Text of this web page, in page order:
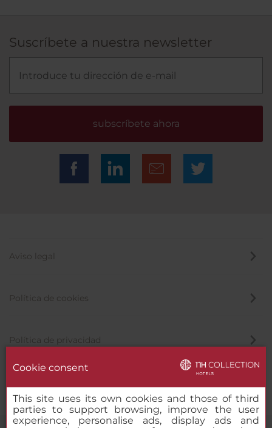
Suscríbete a nuestra newsletter
subscríbete ahora
Aviso legal
Política de cookies
Política de privacidad
Cookie consent
This site uses its own cookies and those of third
parties to support browsing, improve the user
experience, personalise ads, display ads and